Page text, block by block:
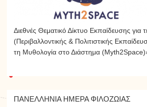
Διεθνές Θεματικό Δίκτυο Εκπαίδευσης για
(Περιβαλλοντικής & Πολιτιστικής
τη Μυθολογία στο Διάστημα
ΠΑΝΕΛΛΉΝΙΑ ΗΜΈΡΑ ΦΙΛΟΖΩΊΑΣ